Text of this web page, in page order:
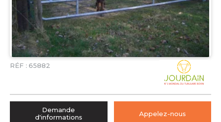
RÉF : 65882
Demande
d'informations
Appelez-nous